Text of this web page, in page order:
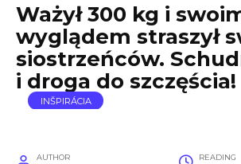
Ważył 300 kg i
wyglądem straszył
siostrzeńców.
i droga do szczęścia!
INŠPIRÁCIA
AUTHOR READING